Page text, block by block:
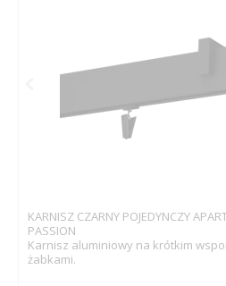
KARNISZ CZARNY POJEDYNCZY
PASSION
Karnisz aluminiowy na krótkim
żabkami.